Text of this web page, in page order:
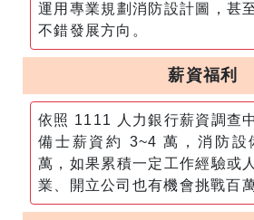
運用專業規劃消防設計圖，甚
不錯發展方向。
薪資福利
依照 1111 人力銀行薪資調查
備士薪資約 3~4 萬，消防設
萬，如果累積一定工作經驗或
業、開立公司也有機會挑戰百